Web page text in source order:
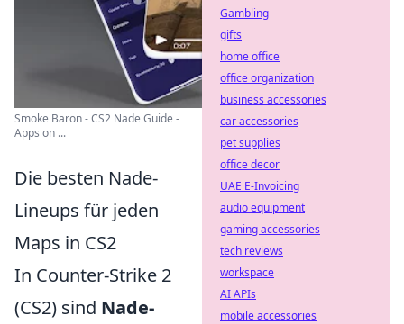
Smoke Baron - CS2 Nade Guide -
Apps on ...
Die besten Nade-
Lineups für jeden
Maps in CS2
In Counter-Strike 2
(CS2) sind Nade-
Gambling
gifts
home office
office organization
business accessories
car accessories
pet supplies
office decor
UAE E-Invoicing
audio equipment
gaming accessories
tech reviews
workspace
AI APIs
mobile accessories